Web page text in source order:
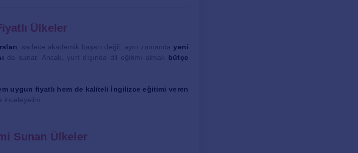
Ülkeler
, sadece akademik başarı değil, aynı zamandayeni
da sunar. Ancak, yurt dışında dil eğitimi almak bütçe
uygun fiyatlı hem de kaliteli İngilizce eğitimi veren
Sunan Ülkeler